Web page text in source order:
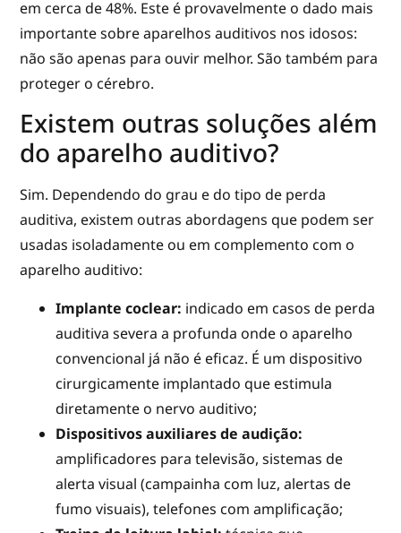
em cerca de 48%. Este é provavelmente o dado mais
importante sobre aparelhos auditivos nos idosos:
não são apenas para ouvir melhor. São também para
proteger o cérebro.
Existem outras soluções além
do aparelho auditivo?
Sim. Dependendo do grau e do tipo de perda
auditiva, existem outras abordagens que podem ser
usadas isoladamente ou em complemento com o
aparelho auditivo:
Implante coclear: indicado em casos de perda
auditiva severa a profunda onde o aparelho
convencional já não é eficaz. É um dispositivo
cirurgicamente implantado que estimula
diretamente o nervo auditivo;
Dispositivos auxiliares de audição:
amplificadores para televisão, sistemas de
alerta visual (campainha com luz, alertas de
fumo visuais), telefones com amplificação;